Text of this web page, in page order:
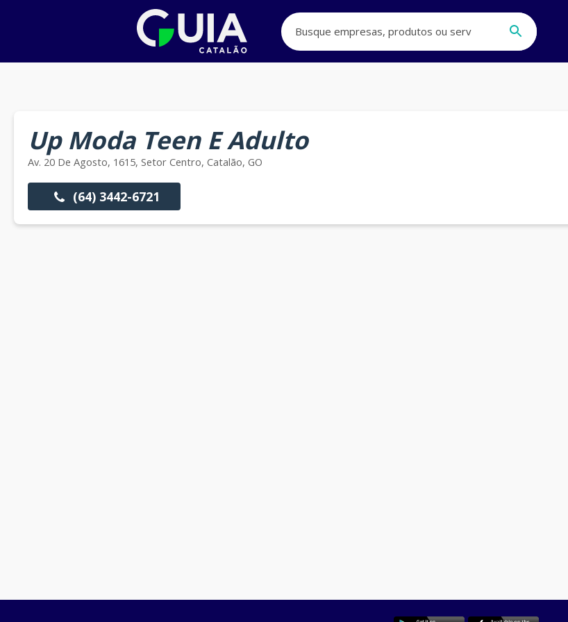
Up Moda Teen E Adulto
Av. 20 De Agosto, 1615, Setor Centro, Catalão, GO
(64) 3442-6721